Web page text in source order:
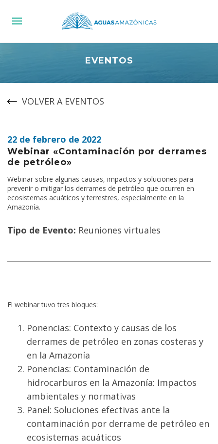
EVENTOS
VOLVER A EVENTOS
22 de febrero de 2022
Webinar «Contaminación por derrames
de petróleo»
Webinar sobre algunas causas, impactos y soluciones para
prevenir o mitigar los derrames de petróleo que ocurren en
ecosistemas acuáticos y terrestres, especialmente en la
Amazonía.
Tipo de Evento: Reuniones virtuales
El webinar tuvo tres bloques:
Ponencias: Contexto y causas de los
derrames de petróleo en zonas costeras y
en la Amazonía
Ponencias: Contaminación de
hidrocarburos en la Amazonía: Impactos
ambientales y normativas
Panel: Soluciones efectivas ante la
contaminación por derrame de petróleo en
ecosistemas acuáticos